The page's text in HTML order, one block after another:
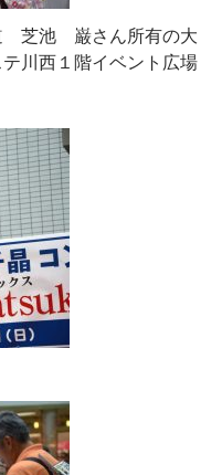
芝池 巌さん所有の大
川西１階イベント広場